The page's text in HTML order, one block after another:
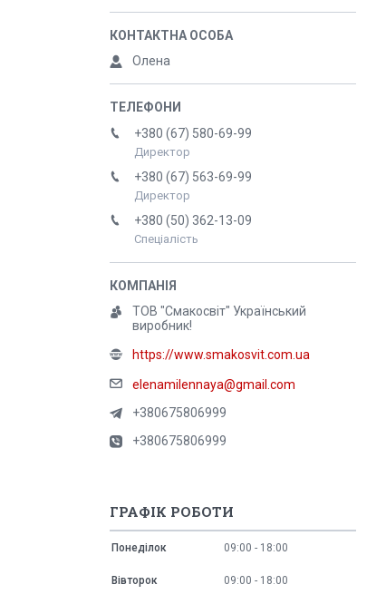
Олена
+380 (67) 580-69-99
Директор
+380 (67) 563-69-99
Директор
+380 (50) 362-13-09
Спеціалість
ТОВ "Смакосвіт" Український
виробник!
https://www.smakosvit.com.ua
elenamilennaya@gmail.com
+380675806999
+380675806999
ГРАФІК РОБОТИ
Понеділок 09:00 18:00
Вівторок 09:00 18:00